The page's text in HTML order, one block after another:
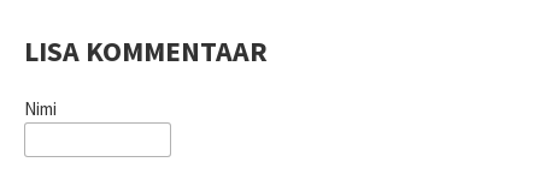
LISA KOMMENTAAR
Nimi